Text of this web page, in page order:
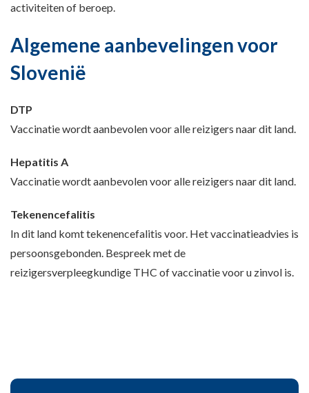
activiteiten of beroep.
Algemene aanbevelingen voor
Slovenië
DTP
Vaccinatie wordt aanbevolen voor alle reizigers naar dit land.
Hepatitis A
Vaccinatie wordt aanbevolen voor alle reizigers naar dit land.
Tekenencefalitis
In dit land komt tekenencefalitis voor. Het vaccinatieadvies is
persoonsgebonden. Bespreek met de
reizigersverpleegkundige THC of vaccinatie voor u zinvol is.